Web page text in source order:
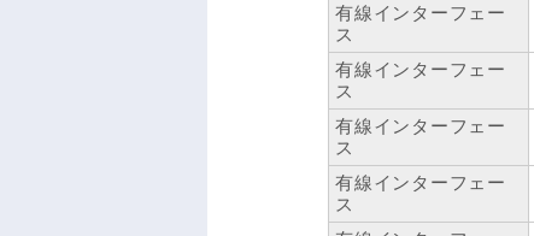
有線インターフェー
ス
有線インターフェー
ス
有線インターフェー
ス
有線インターフェー
ス